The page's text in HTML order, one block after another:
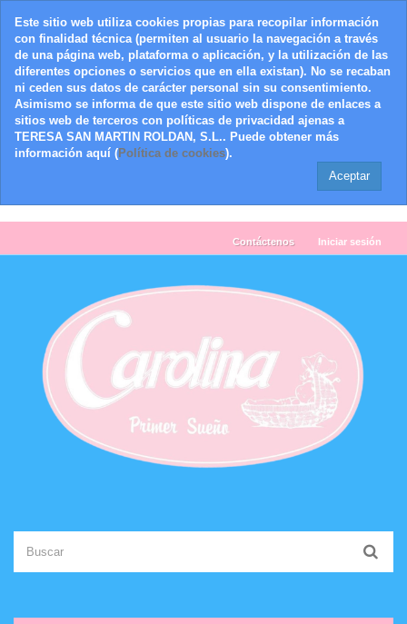
Este sitio web utiliza cookies propias para recopilar información
con finalidad técnica (permiten al usuario la navegación a través
de una página web, plataforma o aplicación, y la utilización de las
diferentes opciones o servicios que en ella existan). No se recaban
ni ceden sus datos de carácter personal sin su consentimiento.
Asimismo se informa de que este sitio web dispone de enlaces a
sitios web de terceros con políticas de privacidad ajenas a
TERESA SAN MARTIN ROLDAN, S.L.. Puede obtener más
información aquí (Política de cookies).
Aceptar
Iniciar sesión
Contáctenos